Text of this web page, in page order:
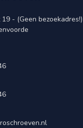
- (Geen bezoekadres!)